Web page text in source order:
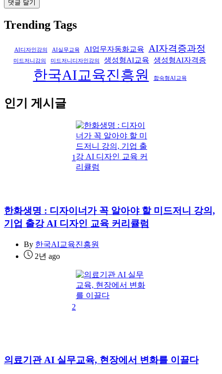
Trending Tags
AI디자인강의 AI실무교육 AI업무자동화교육 AI자격증과정
미드저니강의 미드저니디자인강의 생성형AI교육 생성형AI자격증
한국AI교육진흥원 합숙형AI교육
인기 게시글
1
한화생명 : 디자이너가 꼭 알아야 할 미드저니 강의,
기업 출강 AI 디자인 교육 커리큘럼
By 한국AI교육진흥원
2년 ago
2
의료기관 AI 실무교육, 현장에서 변화를 이끌다